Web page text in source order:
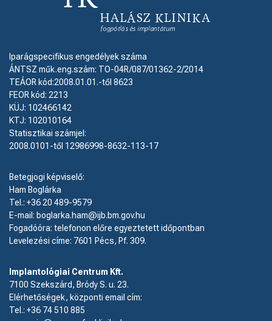
Iparágspecifikus engedélyek száma
ÁNTSZ műk.eng.szám: TO-04R/087/01362-2/2014
TEÁOR kód:2008.01.01.-től 8623
FEOR kód: 2213
KÜJ: 102466142
KTJ: 102010164
Statisztikai számjel:
2008.0101-től 12986998-8632-113-17
Betegjogi képviselő:
Ham Boglárka
Tel.: +36 20 489-9579
E-mail: boglarka.ham@ijb.bm.gov.hu
Fogadóóra: telefonon előre egyeztetett időpontban
Levelezési címe: 7601 Pécs, Pf. 309.
Implantológiai Centrum Kft.
7100 Szekszárd, Bródy S. u. 23.
Elérhetőségek, központi email cím:
Tel.: +36 74 510 885